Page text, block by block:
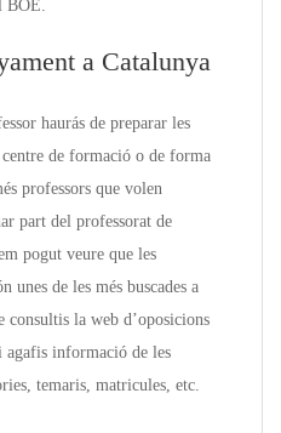
BOE.
a Catalunya
haurás de preparar les
de formació o de forma
professors que volen
part del professorat de
pogut veure que les
unes de les més buscades a
consultis la web d’oposicions
agafis informació de les
temaris, matricules, etc.